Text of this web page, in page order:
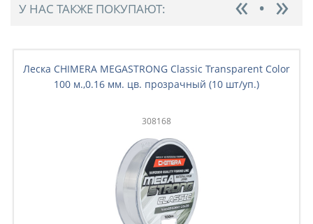
У НАС ТАКЖЕ ПОКУПАЮТ:
Леска CHIMERA MEGASTRONG Classic Transparent Color
100 м.,0.16 мм. цв. прозрачный (10 шт/уп.)
308168